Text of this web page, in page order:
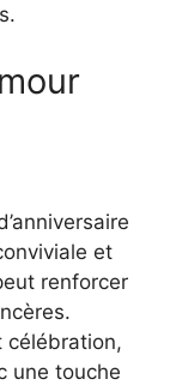
et
renforcer
célébration,
une touche